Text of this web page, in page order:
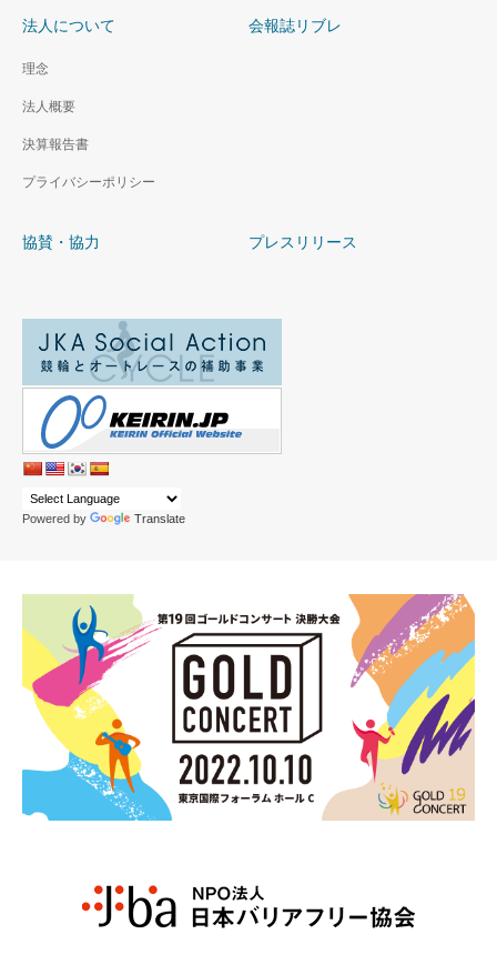
法人について
理念
法人概要
決算報告書
プライバシーポリシー
会報誌リブレ
協賛・協力 プレスリリース
Powered by Translate